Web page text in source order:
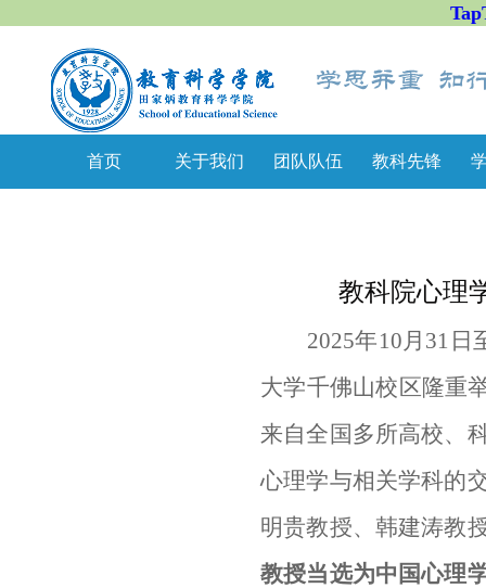
首页 关于我们 团队队伍 教科先锋
教科院心理
2025年10月31
大学千佛山校区隆重
来自全国多所高校、
心理学与相关学科的
明贵教授、 韩建涛教
教授当选为中国心理